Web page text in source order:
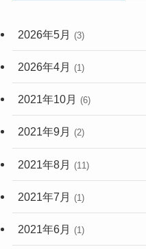
(2)
2026年5月 (3)
2026年4月 (1)
2021年10月 (6)
2021年9月 (2)
2021年8月 (11)
2021年7月 (1)
2021年6月 (1)